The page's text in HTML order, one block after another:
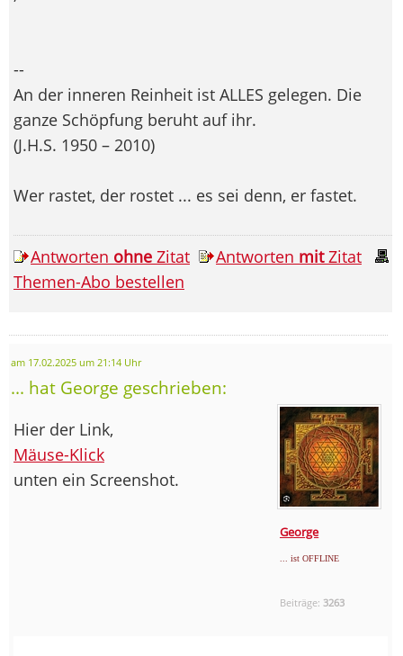
--
An der inneren Reinheit ist ALLES gelegen. Die
ganze Schöpfung beruht auf ihr.
(J.H.S. 1950 – 2010)
Wer rastet, der rostet ... es sei denn, er fastet.
Antworten ohne Zitat Antworten mitZitat
Themen-Abo bestellen
am 17.02.2025 um 21:14 Uhr
... hat George geschrieben:
George
... ist OFFLINE
Beiträge:3263
Hier der Link,
Mäuse-Klick
unten ein Screenshot.